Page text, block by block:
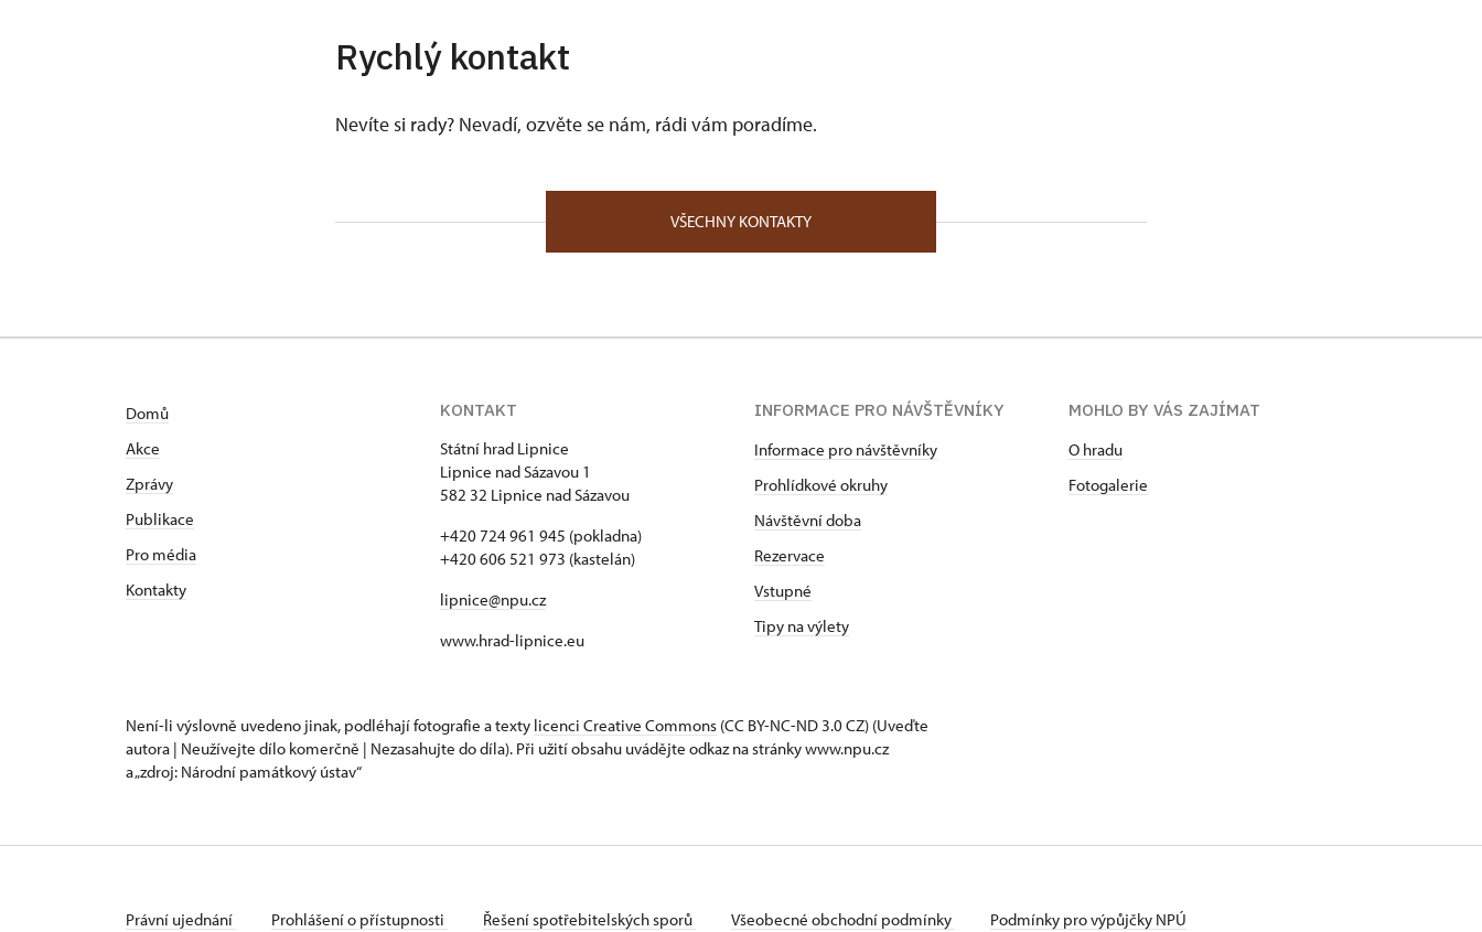
Rychlý kontakt
Nevíte si rady? Nevadí, ozvěte se nám, rádi vám poradíme.
VŠECHNY KONTAKTY
Domů
Akce
Zprávy
Publikace
Pro média
Kontakty
KONTAKT
Státní hrad Lipnice
Lipnice nad Sázavou 1
582 32 Lipnice nad Sázavou
+420 724 961 945 (pokladna)
+420 606 521 973 (kastelán)
lipnice@npu.cz
www.hrad-lipnice.eu
INFORMACE PRO NÁVŠTĚVNÍKY
Informace pro návštěvníky
Prohlídkové okruhy
Návštěvní doba
Rezervace
Vstupné
Tipy na výlety
MOHLO BY VÁS ZAJÍMAT
O hradu
Fotogalerie
Není-li výslovně uvedeno jinak, podléhají fotografie a texty licenci Creative Commons (CC BY-NC-ND 3.0 CZ) (Uveďte
autora | Neužívejte dílo komerčně | Nezasahujte do díla). Při užití obsahu uvádějte odkaz na stránky www.npu.cz
a „zdroj: Národní památkový ústav“
Právní ujednání Prohlášení o přístupnosti Řešení spotřebitelských sporů Všeobecné obchodní podmínky Podmínky pro výpůjčky NPÚ